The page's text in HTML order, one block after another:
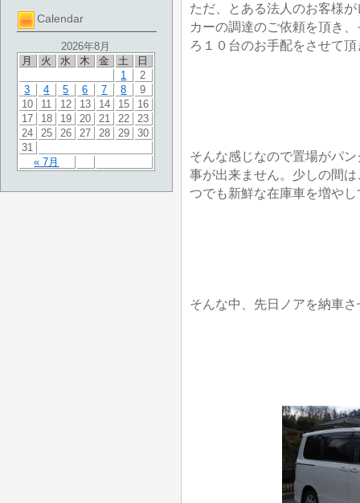
Calendar
2026年8月
月
火 水 木 金 土 日
« 7月
1
2
3
4 5 6 7 8
9
10
11 12 13 14 15
16
17
18 19 20 21 22
23
24
25 26 27 28 29
30
31
ただ、とある法人のお客様
カーの調達のご依頼を頂き
ろ１０台のお手配をさせて
そんな感じなので置場がパ
事が出来ません。少しの間
つでも新鮮な在庫車を増や
そんな中、先日ノアを納車